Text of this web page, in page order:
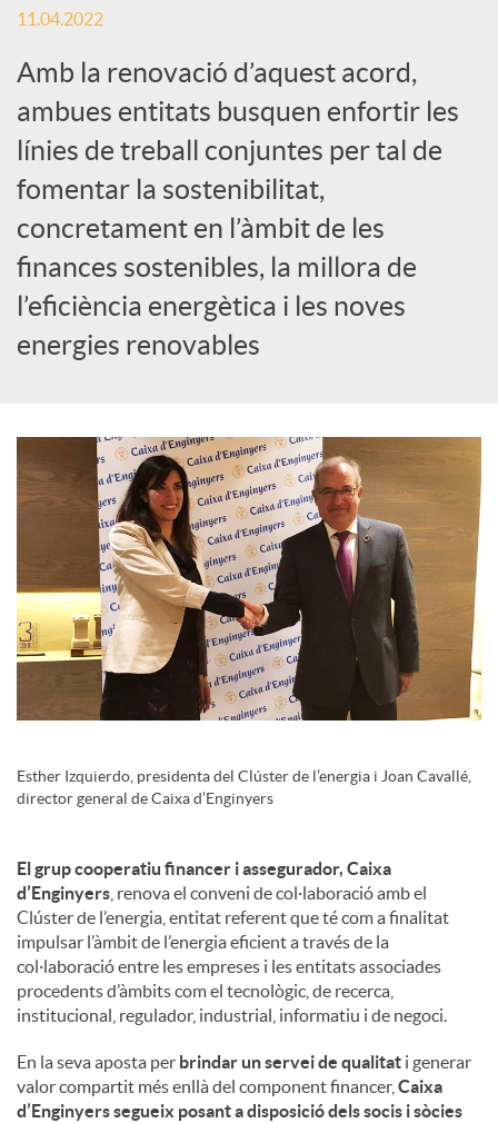
s
S
o
c
i
l
11.04.2022
Amb la renovació d’aquest acord,
ambues entitats busquen enfortir les
línies de treball conjuntes per tal de
fomentar la sostenibilitat,
concretament en l’àmbit de les
finances sostenibles, la millora de
l’eficiència energètica i les noves
energies renovables
Esther Izquierdo, presidenta del Clúster de l’energia i Joan Cavallé,
director general de Caixa d’Enginyers
El grup cooperatiu financer i assegurador, Caixa
d’Enginyers , renova el conveni de col·laboració amb el
Clúster de l’energia, entitat referent que té com a finalitat
impulsar l’àmbit de l’energia eficient a través de la
col·laboració entre les empreses i les entitats associades
procedents d’àmbits com el tecnològic, de recerca,
institucional, regulador, industrial, informatiu i de negoci.
En la seva aposta per brindar un servei de qualitat i generar
valor compartit més enllà del component financer, Caixa
d’Enginyers segueix posant a disposició dels socis i sòcies